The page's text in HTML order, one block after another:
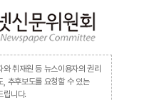
와 취재원 등 뉴스이용자의 권리
, 추후보도를 요청할 수 있는
립니다.